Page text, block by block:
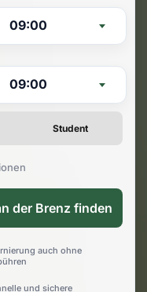
09:00
09:00
Student
der Brenz finden
auch ohne
und sichere